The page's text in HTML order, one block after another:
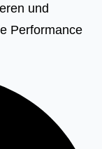
und
Performance